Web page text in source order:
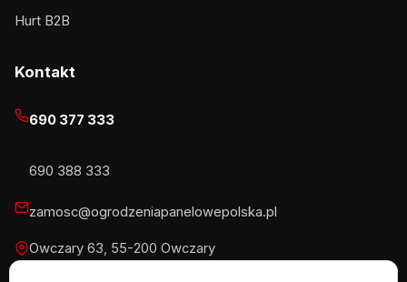
Hurt B2B
Kontakt
690 377 333
690 388 333
zamosc@ogrodzeniapanelowepolska.pl
Owczary 63, 55-200 Owczary